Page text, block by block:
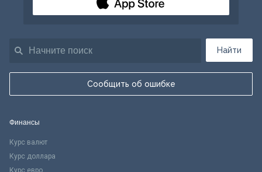
Найти
Сообщить об ошибке
Финансы
Курс валют
Курс доллара
Курс евро